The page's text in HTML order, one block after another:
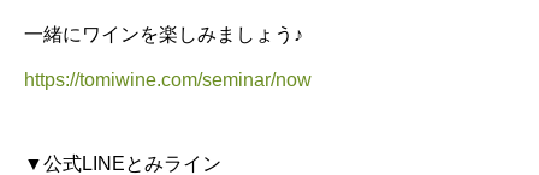
一緒にワインを楽しみましょう♪
https://tomiwine.com/seminar/now
▼公式LINEとみライン